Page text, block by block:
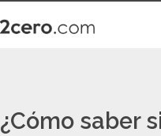
¿Cómo saber